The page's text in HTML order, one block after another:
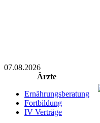
07.08.2026
Ärzte
Ernährungsberatung
Fortbildung
IV Verträge